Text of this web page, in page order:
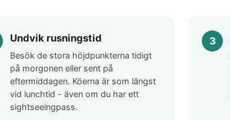
Undvik rusningstid
Besök de stora höjdpunkterna tidigt
på morgonen eller sent på
eftermiddagen. Köerna är som längst
vid lunchtid - även om du har ett
sightseeingpass.